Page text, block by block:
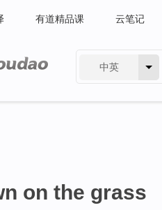
有道精品课 云笔记
中英
on the grass